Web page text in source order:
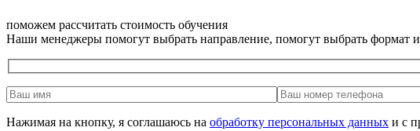
поможем рассчитать стоимость обучения
Наши менеджеры помогут выбрать направление, помогут выбрать формат
Нажимая на кнопку, я соглашаюсь на обработку персональных данных и с